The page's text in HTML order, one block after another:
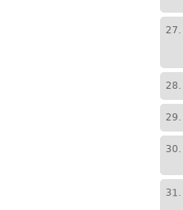
27.
28.
29.
30.
31.